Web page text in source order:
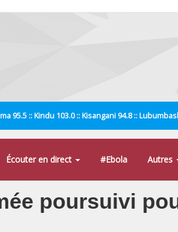
95.5 :: Kindu 103.0 :: Kisangani 94.8 ::
Écouter en direct #Ebola Autres
poursuivi